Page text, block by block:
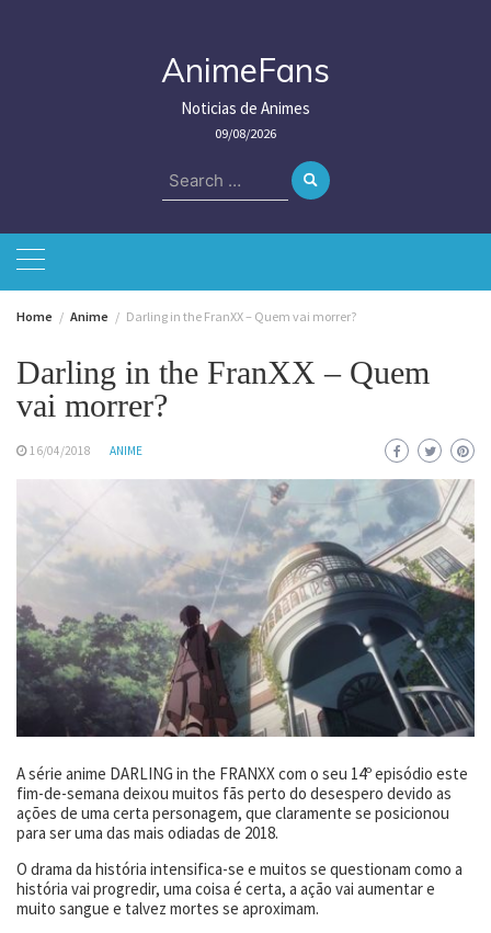
AnimeFans
Noticias de Animes
09/08/2026
Search
for:
Home Anime Darling in the FranXX – Quem vai morrer?
Darling in the FranXX – Quem
vai morrer?
16/04/2018 ANIME
A série anime DARLING in the FRANXX com o seu 14º episódio este
fim-de-semana deixou muitos fãs perto do desespero devido as
ações de uma certa personagem, que claramente se posicionou
para ser uma das mais odiadas de 2018.
O drama da história intensifica-se e muitos se questionam como a
história vai progredir, uma coisa é certa, a ação vai aumentar e
muito sangue e talvez mortes se aproximam.